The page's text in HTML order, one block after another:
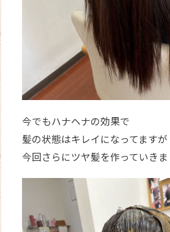
今でもハナヘナの効果で
髪の状態はキレイになってますが
今回さらにツヤ髪を作っていきま